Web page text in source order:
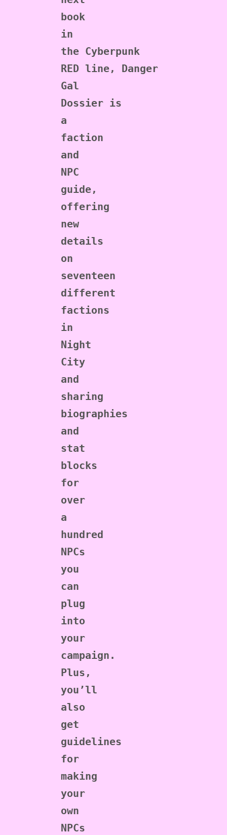
book
in
the Cyberpunk
RED line, Danger
Gal
Dossier is
a
faction
and
NPC
guide,
offering
new
details
on
seventeen
different
factions
in
Night
City
and
sharing
biographies
and
stat
blocks
for
over
a
hundred
NPCs
you
can
plug
into
your
campaign.
Plus,
you’ll
also
get
guidelines
for
making
your
own
NPCs